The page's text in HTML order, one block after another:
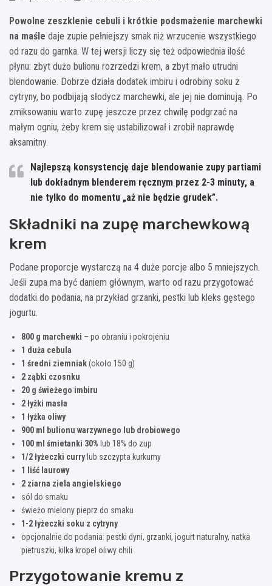
Powolne zeszklenie cebuli i krótkie podsmażenie marchewki
na maśle daje zupie pełniejszy smak niż wrzucenie wszystkiego
od razu do garnka. W tej wersji liczy się też odpowiednia ilość
płynu: zbyt dużo bulionu rozrzedzi krem, a zbyt mało utrudni
blendowanie. Dobrze działa dodatek imbiru i odrobiny soku z
cytryny, bo podbijają słodycz marchewki, ale jej nie dominują. Po
zmiksowaniu warto zupę jeszcze przez chwilę podgrzać na
małym ogniu, żeby krem się ustabilizował i zrobił naprawdę
aksamitny.
Najlepszą konsystencję daje blendowanie zupy partiami
lub dokładnym blenderem ręcznym przez 2-3 minuty, a
nie tylko do momentu „aż nie będzie grudek”.
Składniki na zupę marchewkową
krem
Podane proporcje wystarczą na 4 duże porcje albo 5 mniejszych.
Jeśli zupa ma być daniem głównym, warto od razu przygotować
dodatki do podania, na przykład grzanki, pestki lub kleks gęstego
jogurtu.
800 g marchewki – po obraniu i pokrojeniu
1 duża cebula
1 średni ziemniak(około 150 g)
2 ząbki czosnku
20 g świeżego imbiru
2 łyżki masła
1 łyżka oliwy
900 ml bulionu warzywnego lub drobiowego
100 ml śmietanki 30% lub 18% do zup
1/2 łyżeczki currylub szczypta kurkumy
1 liść laurowy
2 ziarna ziela angielskiego
sól do smaku
świeżo mielony pieprz do smaku
1-2 łyżeczki soku z cytryny
opcjonalnie do podania: pestki dyni, grzanki, jogurt naturalny, natka
pietruszki, kilka kropel oliwy chili
Przygotowanie kremu z